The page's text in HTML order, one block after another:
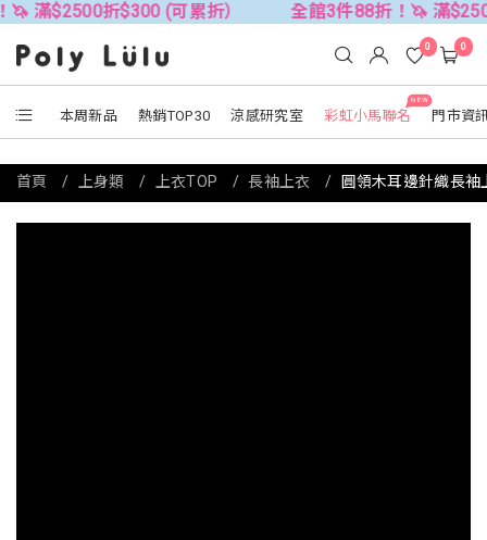
折$300 (可累折） 全館3件88折！🦄 滿$2500折$300
本周新品 熱銷TOP30 涼感研究室
NEW
彩虹小馬聯名 門市資
0 0
首頁 上身類 上衣TOP 長袖上衣 圓領木耳邊針織長袖